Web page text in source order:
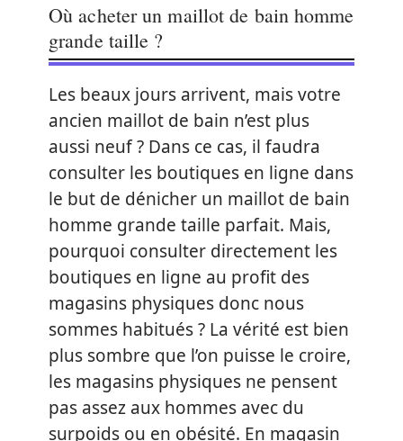
Où acheter un maillot de bain homme
grande taille ?
Les beaux jours arrivent, mais votre
ancien maillot de bain n’est plus
aussi neuf ? Dans ce cas, il faudra
consulter les boutiques en ligne dans
le but de dénicher un maillot de bain
homme grande taille parfait. Mais,
pourquoi consulter directement les
boutiques en ligne au profit des
magasins physiques donc nous
sommes habitués ? La vérité est bien
plus sombre que l’on puisse le croire,
les magasins physiques ne pensent
pas assez aux hommes avec du
surpoids ou en obésité. En magasin